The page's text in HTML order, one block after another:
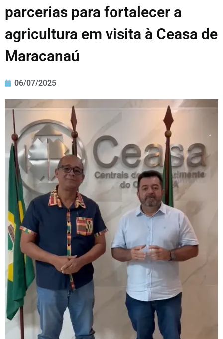
parcerias para fortalecer a
agricultura em visita à Ceasa de
Maracanaú
06/07/2025